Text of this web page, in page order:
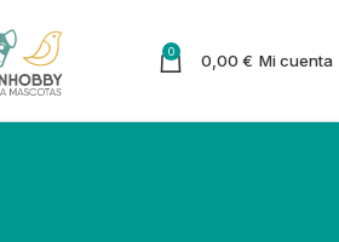
0 0,00 € Mi cuenta